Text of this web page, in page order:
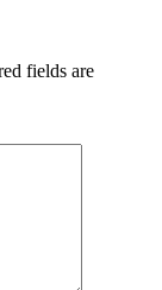
fields are